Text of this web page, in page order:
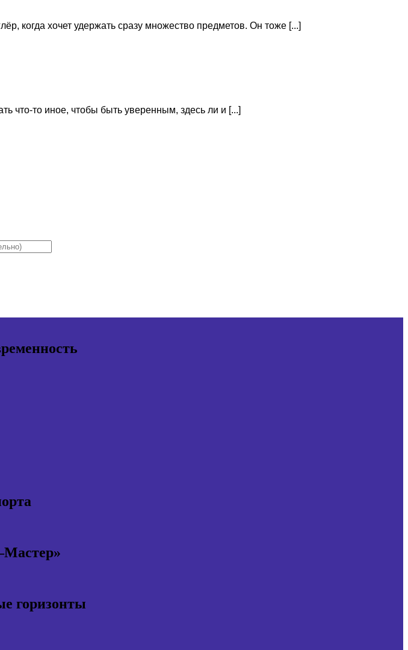
когда хочет удержать сразу множество предметов. Он тоже [...]
что-то иное, чтобы быть уверенным, здесь ли и [...]
горизонты